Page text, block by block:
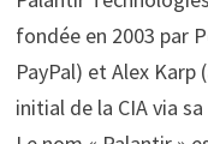
fondée en 2003 par
PayPal) et Alex Karp
initial de la CIA via